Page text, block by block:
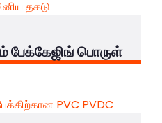
பேக்கேஜிங் பொருள்